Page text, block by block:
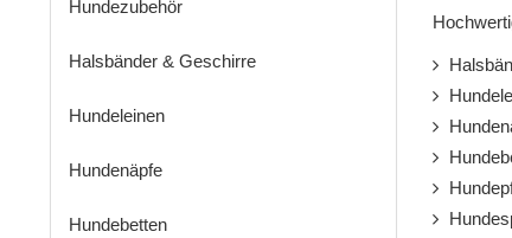
Hundezubehör
Halsbänder & Geschirre
Hundeleinen
Hundenäpfe
Hundebetten